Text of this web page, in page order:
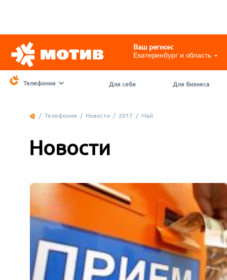
Ваш регион:
Екатеринбург и область
Телефония Для себя Для бизнеса
/ Телефония / Новости / 2017 / Май
Новости